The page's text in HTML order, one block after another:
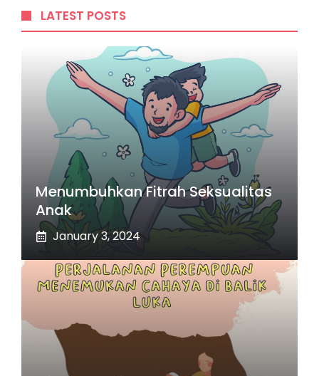
LATEST POSTS
Menumbuhkan Fitrah Seksualitas
Anak
January 3, 2024